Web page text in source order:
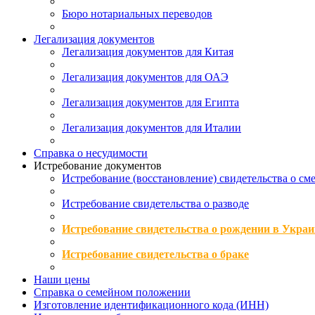
Бюро нотариальных переводов
Легализация документов
Легализация документов для Китая
Легализация документов для ОАЭ
Легализация документов для Египта
Легализация документов для Италии
Справка о несудимости
Истребование документов
Истребование (восстановление) свидетельства о
Истребование свидетельства о разводе
Истребование свидетельства о рождении в
Истребование свидетельства о браке
Наши цены
Справка о семейном положении
Изготовление идентификационного кода (ИНН)